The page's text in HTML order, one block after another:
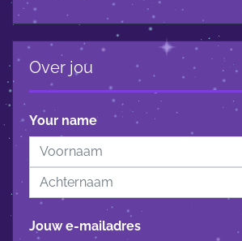
Over jou
Your name
Jouw e-mailadres